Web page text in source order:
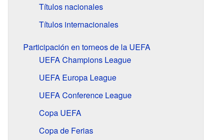
Títulos nacionales
Títulos internacionales
Participación en torneos de la UEFA
UEFA Champions League
UEFA Europa League
UEFA Conference League
Copa UEFA
Copa de Ferias